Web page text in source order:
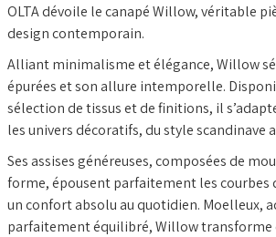
OLTA dévoile le canapé Willow, véritable
design contemporain.
Alliant minimalisme et élégance, Willow
épurées et son allure intemporelle.
sélection de tissus et de finitions, il
les univers décoratifs, du style scandinave
Ses assises généreuses, composées de
forme, épousent parfaitement les courbes
un confort absolu au quotidien. Moelleux,
parfaitement équilibré, Willow